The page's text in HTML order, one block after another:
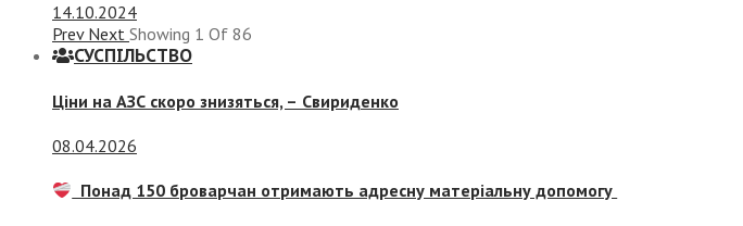
14.10.2024
Prev Next Showing 1 Of 86
СУСПIЛЬСТВО
Ціни на АЗС скоро знизяться, – Свириденко
08.04.2026
Понад 150 броварчан отримають адресну матеріальну допомогу